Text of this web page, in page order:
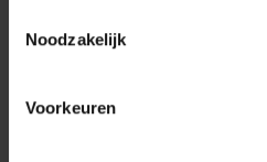
Noodzakelijk
Voorkeuren